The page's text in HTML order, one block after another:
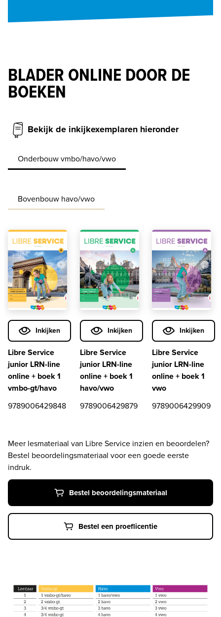
BLADER ONLINE DOOR DE
BOEKEN
Bekijk de inkijkexemplaren hieronder
Onderbouw vmbo/havo/vwo
Bovenbouw havo/vwo
Inkijken
Libre Service
junior LRN-line
online + boek 1
vmbo-gt/havo
9789006429848
Inkijken
Libre Service
junior LRN-line
online + boek 1
havo/vwo
9789006429879
Inkijken
Libre Service
junior LRN-line
online + boek 1
vwo
9789006429909
Meer lesmateriaal van Libre Service inzien en beoordelen?
Bestel beoordelingsmateriaal voor een goede eerste
indruk.
Bestel beoordelingsmateriaal
Bestel een proeflicentie